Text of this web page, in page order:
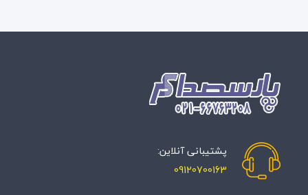
پشتیبانی آنلاین:
09120700163